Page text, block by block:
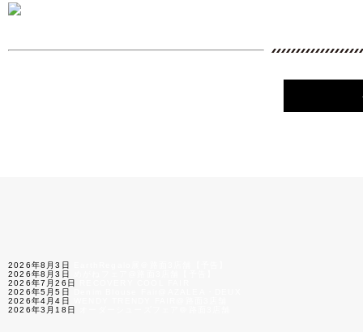
2026年8月3日
2026年8月3日
2026年7月26日
2026年5月5日
2026年4月4日
2026年3月18日